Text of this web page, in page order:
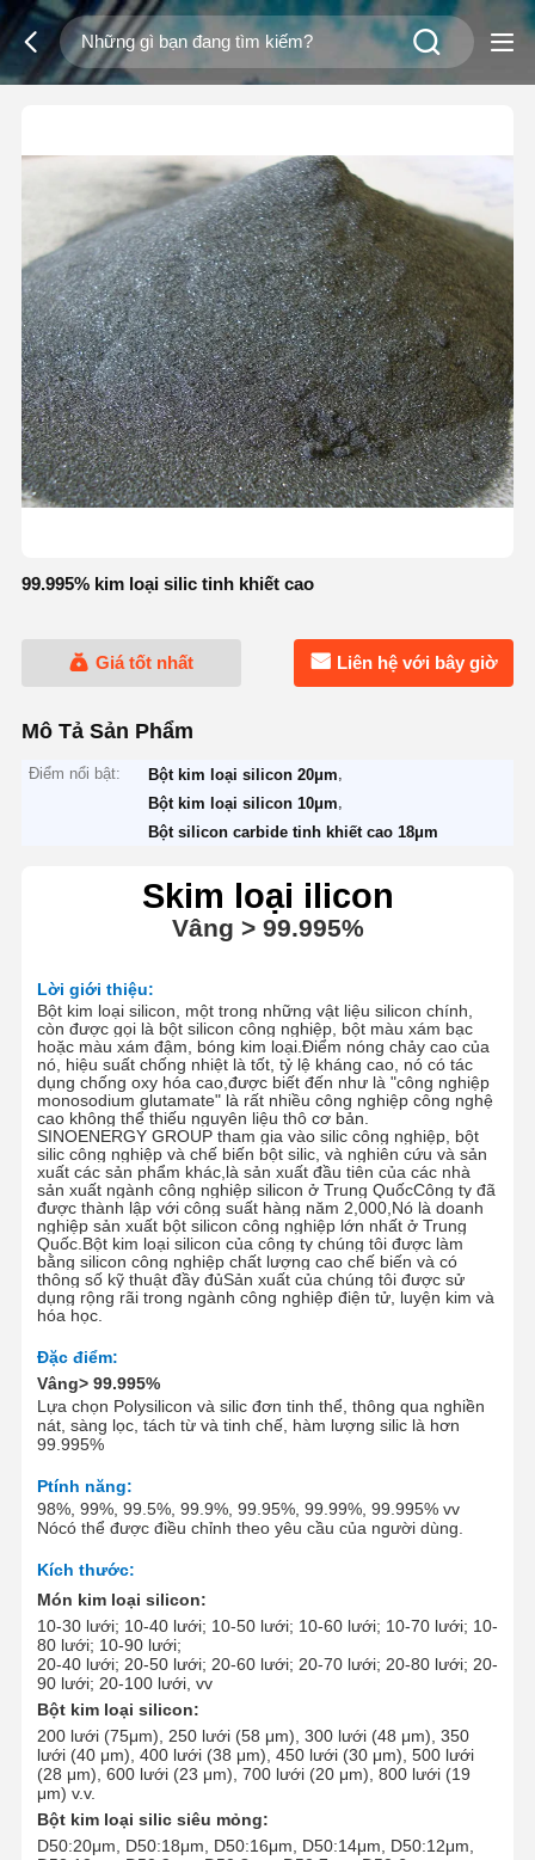
99.995% kim loại silic tinh khiết cao
Giá tốt nhất Liên hệ với bây giờ
Mô Tả Sản Phẩm
Điểm nổi bật: Bột kim loại silicon 20μm
Bột kim loại silicon 10μm
Bột silicon carbide tinh khiết cao 18μm
Skim loại ilicon
Vâng > 99.995%
Lời giới thiệu:
Bột kim loại silicon, một trong những vật liệu silicon chính,
còn được gọi là bột silicon công nghiệp, bột màu xám bạc
hoặc màu xám đậm, bóng kim loại. Điểm nóng chảy cao của
nó, hiệu suất chống nhiệt là tốt, tỷ lệ kháng cao, nó có tác
dụng chống oxy hóa cao,được biết đến như là "công nghiệp
monosodium glutamate" là rất nhiều công nghiệp công nghệ
cao không thể thiếu nguyên liệu thô cơ bản
SINOENERGY GROUP tham gia vào silic công nghiệp, bột
silic công nghiệp và chế biến bột silic, và nghiên cứu và sản
xuất các sản phẩm khác,là sản xuất đầu tiên của các nhà
sản xuất ngành công nghiệp silicon ở Trung QuốcCông ty đã
được thành lập với công suất hàng năm 2 ,000, Nó là doanh
nghiệp sản xuất bột silicon công nghiệp lớn nhất ở Trung
Quốc.Bột kim loại silicon của công ty chúng tôi được làm
bằng silicon công nghiệp chất lượng cao chế biến và có
thông số kỹ thuật đầy đủSản xuất của chúng tôi được sử
dụng rộng rãi trong ngành công nghiệp điện tử, luyện kim và
hóa học.
Đặc điểm:
Vâng> 99.995%
Lựa chọn Polysilicon và silic đơn tinh thể, thông qua nghiền
nát, sàng lọc, tách từ và tinh chế, hàm lượng silic là hơn
99.995%
Ptính năng:
98%, 99%, 99.5%, 99.9%, 99.95%, 99.99%, 99.995% vv
Nócó thể được điều chỉnh theo yêu cầu của người dùng.
Kích thước:
Món kim loại silicon:
10-30 lưới; 10-40 lưới; 10-50 lưới; 10-60 lưới; 10-70 lưới; 10-
80 lưới; 10-90 lưới;
20-40 lưới; 20-50 lưới; 20-60 lưới; 20-70 lưới; 20-80 lưới; 20-
90 lưới; 20-100 lưới, vv
Bột kim loại silicon:
200 lưới (75μm), 250 lưới (58 μm), 300 lưới (48 μm), 350
lưới (40 μm), 400 lưới (38 μm), 450 lưới (30 μm), 500 lưới
(28 μm), 600 lưới (23 μm), 700 lưới (20 μm), 800 lưới (19
μm) v.v.
Bột kim loại silic siêu mỏng:
D50:20μm , D50:18μm , D50:16μm , D50:14μm , D50:12μm